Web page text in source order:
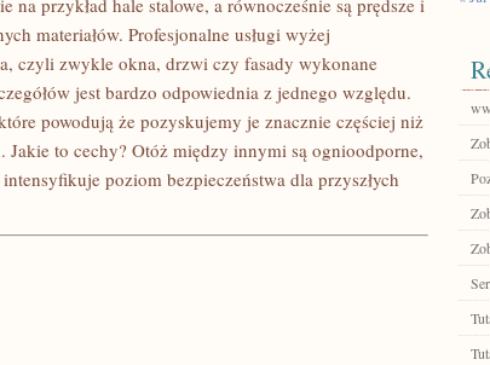
na przykład hale stalowe, a równocześnie są prędsze i
materiałów. Profesjonalne usługi wyżej
czyli zwykle okna, drzwi czy fasady wykonane
jest bardzo odpowiednia z jednego względu.
powodują że pozyskujemy je znacznie częściej niż
to cechy? Otóż między innymi są ognioodporne,
poziom bezpieczeństwa dla przyszłych